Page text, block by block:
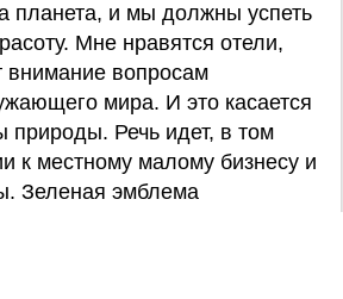
планета, и мы должны успеть
Мне нравятся отели,
внимание вопросам
мира. И это касается
природы. Речь идет, в том
к местному малому бизнесу и
Зеленая эмблема